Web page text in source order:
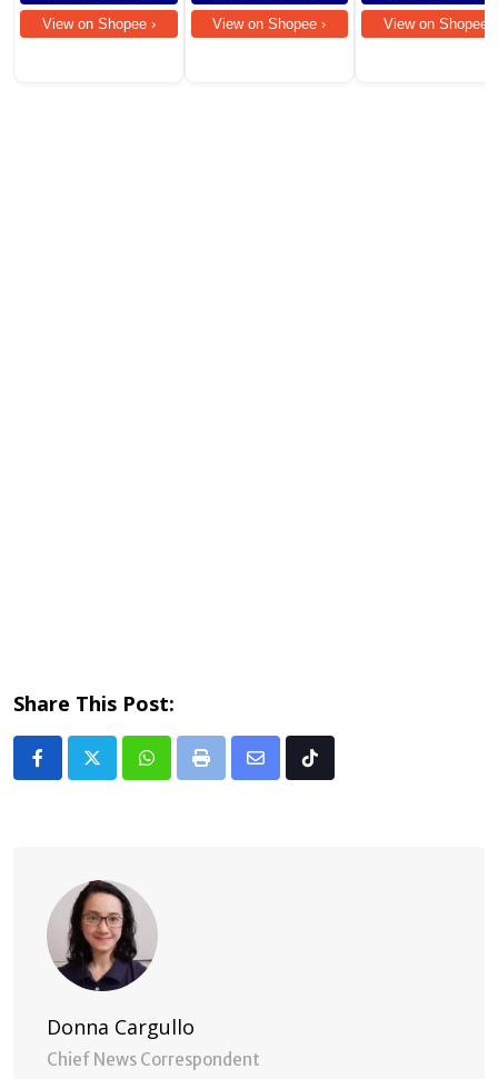
View on Shopee ›
View on Shopee ›
View on Shopee ›
Share This Post:
Whatsapp
Print
Share Tiktok
Donna Cargullo
Chief News Correspondent